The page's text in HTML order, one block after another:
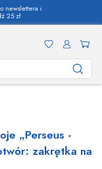
newslettera i
25 zł
„Perseus -
zakrętka na